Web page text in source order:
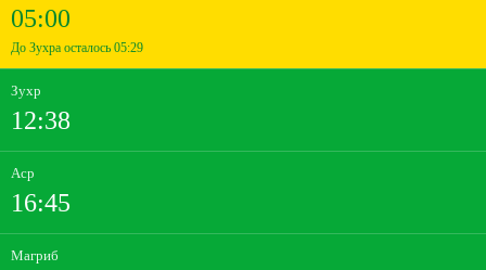
05:00
До Зухра осталось 05:29
Зухр
12:38
Аср
16:45
Магриб